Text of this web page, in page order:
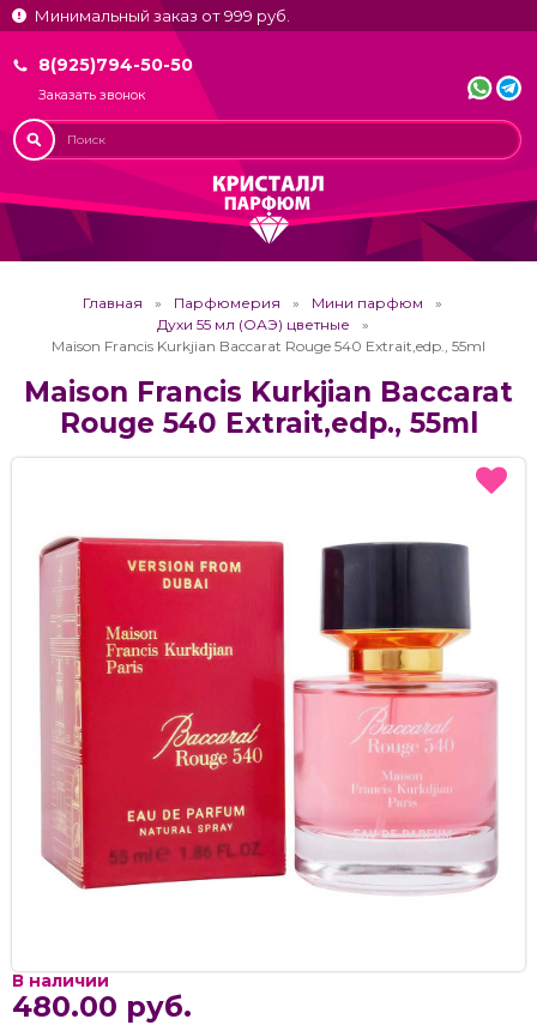
Минимальный заказ от 999 руб.
8(925)794-50-50
Заказать звонок
Главная Парфюмерия
Мини парфюм
Духи 55 мл (ОАЭ) цветные
Maison Francis Kurkjian Baccarat Rouge 540 Extrait,edp., 55ml
Maison Francis Kurkjian Baccarat
Rouge 540 Extrait,edp., 55ml
В наличии
480.00 руб.